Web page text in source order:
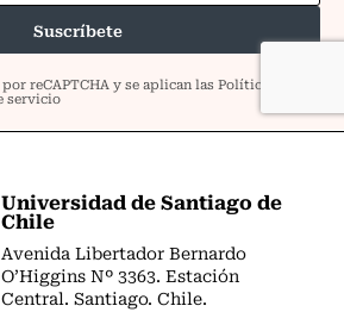
Universidad de Santiago de
Chile
Avenida Libertador Bernardo
O’Higgins Nº 3363. Estación
Central. Santiago. Chile.